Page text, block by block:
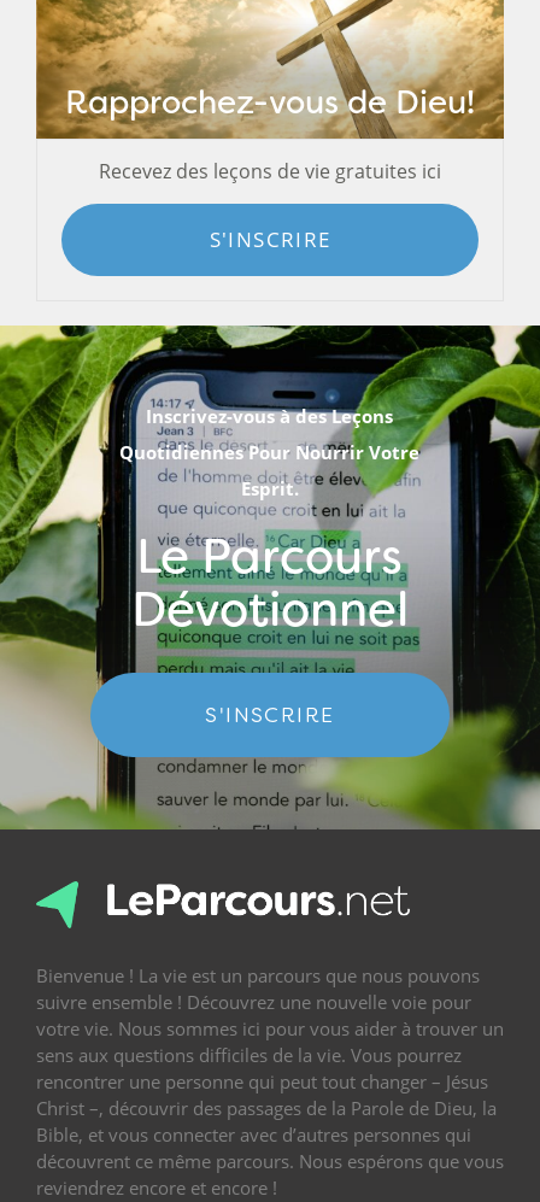
Rapprochez-vous de Dieu!
Recevez des leçons de vie gratuites ici
S'INSCRIRE
Inscrivez-vous à des Leçons
Quotidiennes Pour Nourrir Votre
Esprit.
Le Parcours
Dévotionnel
S'INSCRIRE
Bienvenue ! La vie est un parcours que nous pouvons
suivre ensemble ! Découvrez une nouvelle voie pour
votre vie. Nous sommes ici pour vous aider à trouver un
sens aux questions difficiles de la vie. Vous pourrez
rencontrer une personne qui peut tout changer – Jésus
Christ –, découvrir des passages de la Parole de Dieu, la
Bible, et vous connecter avec d’autres personnes qui
découvrent ce même parcours. Nous espérons que vous
reviendrez encore et encore !